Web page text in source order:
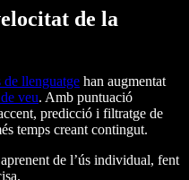
de la
de llenguatge han augmentat
veu. Amb puntuació
predicció i filtratge de
temps creant contingut.
de l’ús individual, fent